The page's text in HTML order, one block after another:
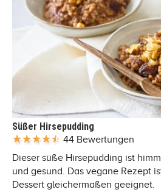
Süßer Hirsepudding
44 Bewertungen
Dieser süße Hirsepudding ist
und gesund. Das vegane Rezept
Dessert gleichermaßen geeignet.